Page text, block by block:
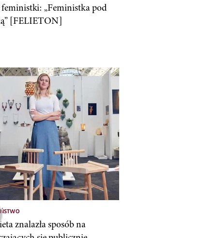
„Feministka pod
[FELIETON]
znalazła sposób na